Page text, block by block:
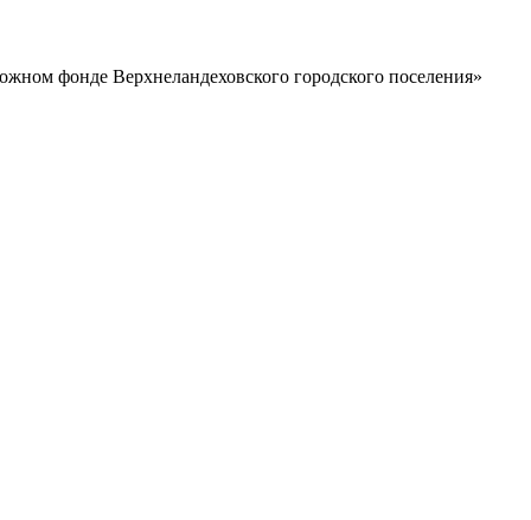
фонде Верхнеландеховского городского поселения»